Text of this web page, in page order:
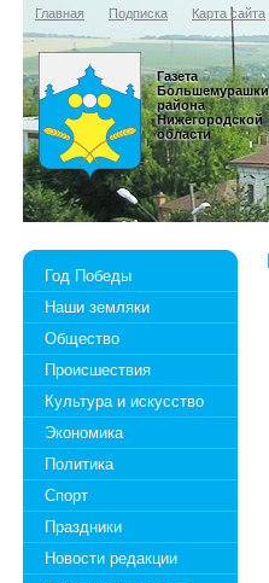
Главная Подписка Карта сайта
Газета
района
Нижегородской
области
Год Победы
Наши земляки
Общество
Происшествия
Культура и искусство
Экономика
Политика
Спорт
Праздники
Новости редакции